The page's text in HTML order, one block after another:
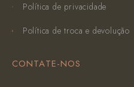
Política de privacidade
Política de troca e devolução
CONTATE-NOS